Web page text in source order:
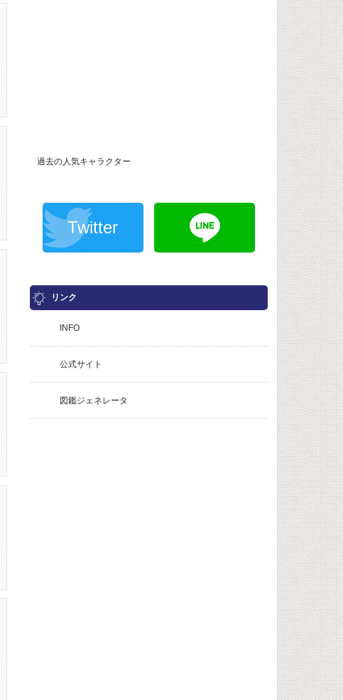
過去の人気キャラクター
Twitter
リンク
INFO
公式サイト
図鑑ジェネレータ